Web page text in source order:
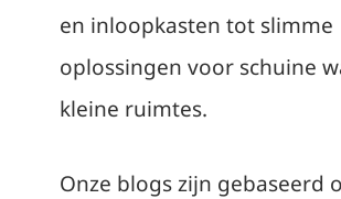
en inloopkasten tot slimme
oplossingen voor schuine
kleine ruimtes.
Onze blogs zijn gebaseerd